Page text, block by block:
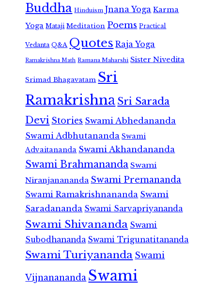
Buddha Hinduism Jnana Yoga Karma
Yoga Mataji Meditation Poems Practical
Vedanta Q&A Quotes Raja Yoga
Ramakrishna Math Ramana Maharshi Sister Nivedita
Srimad Bhagavatam Sri
RamakrishnaSri Sarada
Devi Stories Swami Abhedananda
Swami Adbhutananda Swami
Advaitananda Swami Akhandananda
Swami Brahmananda Swami
Niranjanananda Swami Premananda
Swami Ramakrishnananda Swami
Saradananda Swami Sarvapriyananda
Swami Shivananda Swami
Subodhananda Swami Trigunatitananda
Swami Turiyananda Swami
Vijnanananda Swami